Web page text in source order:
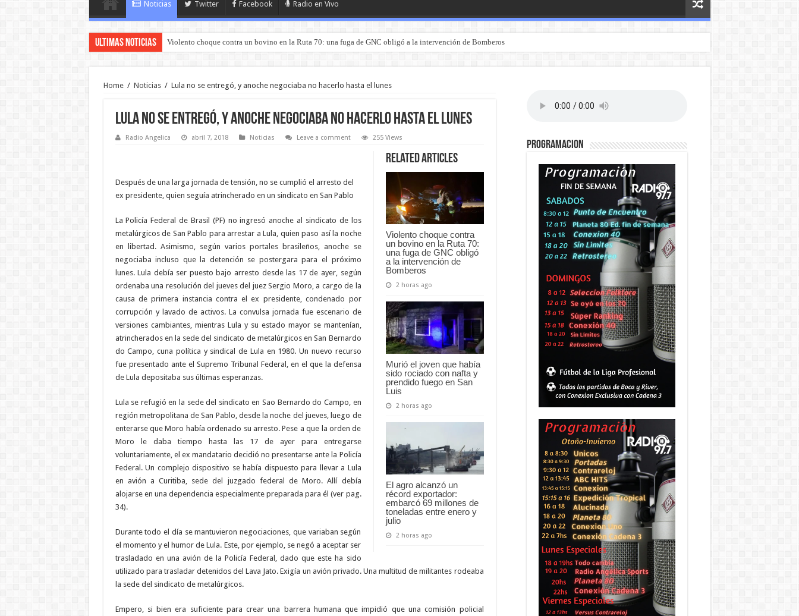
Noticias Twitter Facebook Radio en Vivo
Ultimas Noticias Violento choque contra un bovino en la Ruta 70: una fuga de GNC obligó a la intervención de Bomberos
Home / Noticias / Lula no se entregó, y anoche negociaba no hacerlo hasta el lunes
Lula no se entregó, y anoche negociaba no hacerlo hasta el lunes
Radio Angelica abril 7, 2018 Noticias Leave a comment 255 Views
Related Articles
Violento choque contra
un bovino en la Ruta 70:
una fuga de GNC obligó
a la intervención de
Bomberos
2 horas ago
Murió el joven que había
sido rociado con nafta y
prendido fuego en San
Luis
2 horas ago
El agro alcanzó un
récord exportador:
embarcó 69 millones de
toneladas entre enero y
julio
2 horas ago
Después de una larga jornada de tensión, no se cumplió el arresto del
ex presidente, quien seguía atrincherado en un sindicato en San Pablo
La Policía Federal de Brasil (PF) no ingresó anoche al sindicato de los
metalúrgicos de San Pablo para arrestar a Lula, quien paso así la noche
en libertad. Asimismo, según varios portales brasileños, anoche se
negociaba incluso que la detención se postergara para el próximo
lunes. Lula debía ser puesto bajo arresto desde las 17 de ayer, según
ordenaba una resolución del jueves del juez Sergio Moro, a cargo de la
causa de primera instancia contra el ex presidente, condenado por
corrupción y lavado de activos. La convulsa jornada fue escenario de
versiones cambiantes, mientras Lula y su estado mayor se mantenían,
atrincherados en la sede del sindicato de metalúrgicos en San Bernardo
do Campo, cuna política y sindical de Lula en 1980. Un nuevo recurso
fue presentado ante el Supremo Tribunal Federal, en el que la defensa
de Lula depositaba sus últimas esperanzas.
Lula se refugió en la sede del sindicato en Sao Bernardo do Campo, en
región metropolitana de San Pablo, desde la noche del jueves, luego de
enterarse que Moro había ordenado su arresto. Pese a que la orden de
Moro le daba tiempo hasta las 17 de ayer para entregarse
voluntariamente, el ex mandatario decidió no presentarse ante la Policía
Federal. Un complejo dispositivo se había dispuesto para llevar a Lula
en avión a Curitiba, sede del juzgado federal de Moro. Allí debía
alojarse en una dependencia especialmente preparada para él (ver pag.
34).
Durante todo el día se mantuvieron negociaciones, que variaban según
el momento y el humor de Lula. Este, por ejemplo, se negó a aceptar ser
trasladado en una avión de la Policía Federal, dado que este ha sido
utilizado para trasladar detenidos del Lava Jato. Exigía un avión privado. Una multitud de militantes rodeaba
la sede del sindicato de metalúrgicos.
Empero, si bien era suficiente para crear una barrera humana que impidió que una comisión policial
PROGRAMACION